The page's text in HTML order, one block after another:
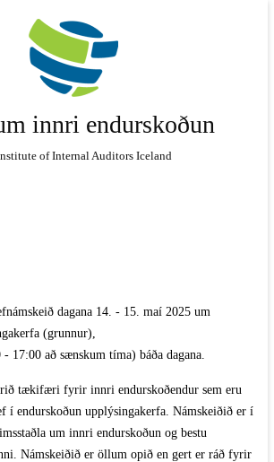
innri endurskoðun
of Internal Auditors Iceland
dagana 14. - 15. maí 2025 um
(grunnur),
17:00 að sænskum tíma) báða dagana.
tækifæri fyrir innri endurskoðendur sem eru
í endurskoðun upplýsingakerfa. Námskeiðið er í
um innri endurskoðun og bestu
Námskeiðið er öllum opið en gert er ráð fyrir